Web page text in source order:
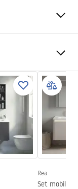
Plastic
Rea
Set mobilier